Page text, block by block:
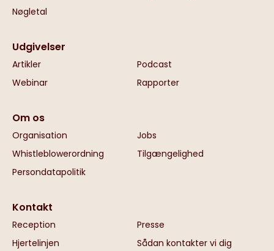
Nøgletal
Udgivelser
Artikler
Podcast
Webinar
Rapporter
Om os
Organisation
Jobs
Whistleblowerordning
Tilgængelighed
Persondatapolitik
Kontakt
Reception
Presse
Hjertelinjen
Sådan kontakter vi dig